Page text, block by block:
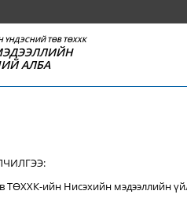
ҮНДЭСНИЙ ТӨВ ТӨХХК
АЛБА
ТӨХХК-ийн Нисэхийн мэдээллийн